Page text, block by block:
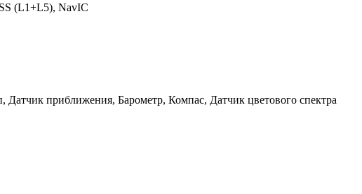
(L1+L5), NavIC
приближения, Барометр, Компас, Датчик цветового спектра